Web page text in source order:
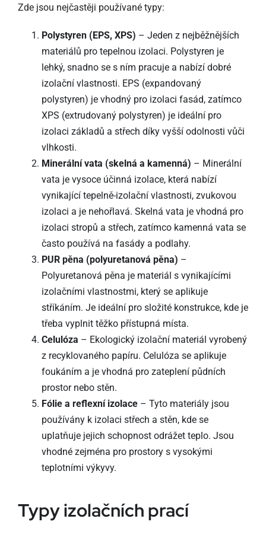
Zde jsou nejčastěji používané typy:
Polystyren (EPS, XPS) – Jeden z nejběžnějších
materiálů pro tepelnou izolaci. Polystyren je
lehký, snadno se s ním pracuje a nabízí dobré
izolační vlastnosti. EPS (expandovaný
polystyren) je vhodný pro izolaci fasád, zatímco
XPS (extrudovaný polystyren) je ideální pro
izolaci základů a střech díky vyšší odolnosti vůči
vlhkosti.
Minerální vata (skelná a kamenná) – Minerální
vata je vysoce účinná izolace, která nabízí
vynikající tepelně-izolační vlastnosti, zvukovou
izolaci a je nehořlavá. Skelná vata je vhodná pro
izolaci stropů a střech, zatímco kamenná vata se
často používá na fasády a podlahy.
PUR pěna (polyuretanová pěna) –
Polyuretanová pěna je materiál s vynikajícími
izolačními vlastnostmi, který se aplikuje
stříkáním. Je ideální pro složité konstrukce, kde je
třeba vyplnit těžko přístupná místa.
Celulóza – Ekologický izolační materiál vyrobený
z recyklovaného papíru. Celulóza se aplikuje
foukáním a je vhodná pro zateplení půdních
prostor nebo stěn.
Fólie a reflexní izolace– Tyto materiály jsou
používány k izolaci střech a stěn, kde se
uplatňuje jejich schopnost odrážet teplo. Jsou
vhodné zejména pro prostory s vysokými
teplotními výkyvy.
Typy izolačních prací